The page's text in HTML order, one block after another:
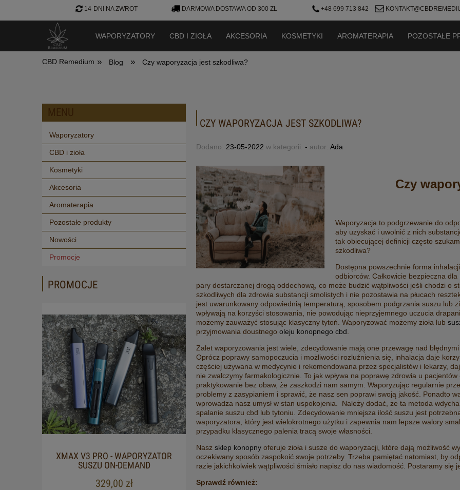
14-DNI NA ZWROT DARMOWA DOSTAWA OD 300 ZŁ +48 699 713 842
WAPORYZATORY CBD I ZIOŁA AKCESORIA KOSMETYKI AROMATERAPIA POZOSTAŁE
CBD Remedium » Blog » Czy waporyzacja jest szkodliwa?
Waporyzatory
CBD i zioła
Kosmetyki
Akcesoria
Aromaterapia
Pozostałe produkty
Nowości
Promocje
PROMOCJE
XMAX V3 PRO - WAPORYZATOR
SUSZU ON-DEMAND
329,00 zł
OLEJ CBD CIBDOL 2.0 5% 10ML
115,00 zł
XMAX V3 PRO PLUS
WAPORYZATOR (LIMITED
CZY WAPORYZACJA JEST SZKODLIWA?
Dodano: 23-05-2022 w kategorii: - autor: Ada
Czy
Waporyzacja to podgrzewanie do
aby uzyskać i uwolnić z nich
tak obiecującej definicji często
szkodliwa?
Dostępna powszechnie forma
odbiorców. Całkowicie bezpieczna
pary dostarczanej drogą oddechową, co może budzić wątpliwości jeśli chodzi o
szkodliwych dla zdrowia substancji smolistych i nie pozostawia na płucach
jest uwarunkowany odpowiednią temperaturą, sposobem podgrzania suszu lub
wpływają na korzyści stosowania, nie powodując nieprzyjemnego uczucia
możemy zauważyć stosując klasyczny tytoń. Waporyzować możemy zioła lub
przyjmowania doustnego oleju konopnego cbd
Zalet waporyzowania jest wiele, zdecydowanie mają one przewagę nad
Oprócz poprawy samopoczucia i możliwości rozluźnienia się, inhalacja daje
częściej używana w medycynie i rekomendowana przez specjalistów i lekarzy,
nie zwalczymy farmakologicznie. To jak wpływa na poprawę zdrowia u
praktykowanie bez obaw, że zaszkodzi nam samym. Waporyzując regularnie
problemy z zasypianiem i sprawić, że nasz sen poprawi swoją jakość. Ponadto
wprowadza nasz umysł w stan uspokojenia. Należy dodać, że ta metoda
spalanie suszu cbd lub tytoniu. Zdecydowanie mniejsza ilość suszu jest
waporyzatora, który jest wielokrotnego użytku i zapewnia nam lepsze walory
przypadku klasycznego palenia tracą swoje własności.
Nasz sklep konopny oferuje zioła i susze do waporyzacji, które dają możliwość
oczekiwany sposób zaspokoić swoje potrzeby. Trzeba pamiętać natomiast, by
razie jakichkolwiek wątpliwości śmiało napisz do nas wiadomość . Postaramy się
Sprawdź również: